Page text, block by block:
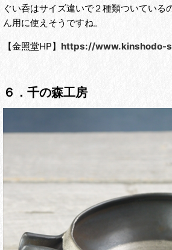
ぐい呑はサイズ違いで２種類ついている
ん用に使えそうですね。
【金照堂HP】 https://www.kinshodo-
６．千の森工房